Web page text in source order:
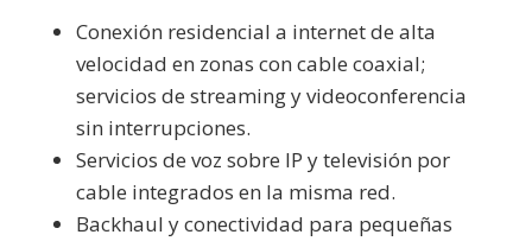
Conexión residencial a internet de alta
velocidad en zonas con cable coaxial;
servicios de streaming y videoconferencia
sin interrupciones.
Servicios de voz sobre IP y televisión por
cable integrados en la misma red.
Backhaul y conectividad para pequeñas